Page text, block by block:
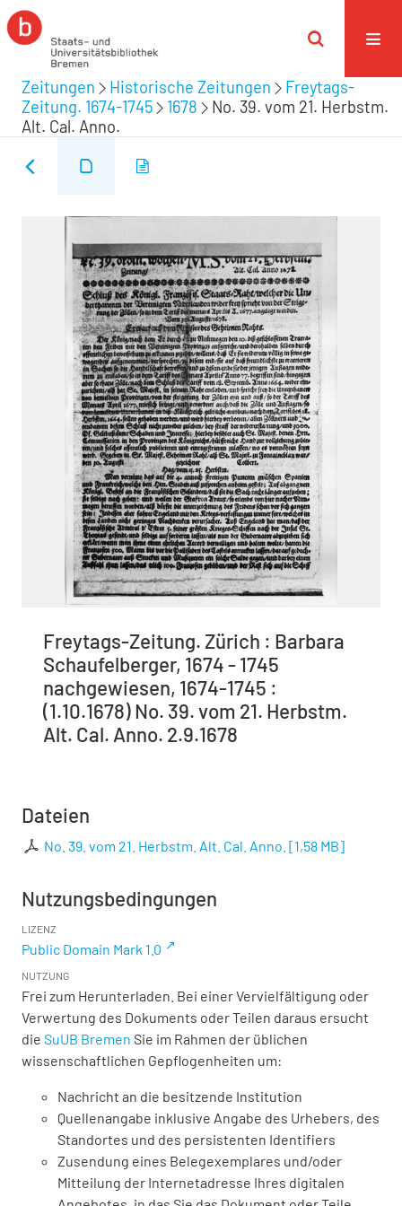
Zeitungen Historische Zeitungen
Freytags-
Zeitung. 1674-1745
1678
No. 39. vom 21. Herbstm.
Alt. Cal. Anno.
Freytags-Zeitung. Zürich : Barbara
Schaufelberger, 1674 - 1745
nachgewiesen, 1674-1745 :
(1.10.1678) No. 39. vom 21. Herbstm.
Alt. Cal. Anno. 2.9.1678
Dateien
No. 39. vom 21. Herbstm. Alt. Cal. Anno. [1,58 MB]
Nutzungsbedingungen
LIZENZ
Public Domain Mark 1.0
NUTZUNG
Frei zum Herunterladen. Bei einer Vervielfältigung oder
Verwertung des Dokuments oder Teilen daraus ersucht
die SuUB Bremen Sie im Rahmen der üblichen
wissenschaftlichen Gepflogenheiten um:
Nachricht an die besitzende Institution
Quellenangabe inklusive Angabe des Urhebers, des
Standortes und des persistenten Identifiers
Zusendung eines Belegexemplares und/oder
Mitteilung der Internetadresse Ihres digitalen